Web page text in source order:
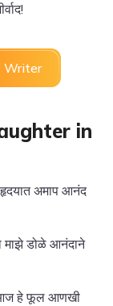
Writer
in
हृदयात अमाप आनंद
माझे डोळे आनंदाने
आज हे फूल आणखी